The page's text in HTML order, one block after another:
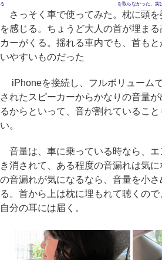
る
を取らなかった。実
さっそく車で使ってみた。枕に頭を
を感じる。ちょうど大人の首が埋ま
カーがくる。揺れる車内でも、首も
いやすいものだった
iPhoneを接続し、フルボリューム
されたスピーカーからかなりの音量
るからといって、音が割れているこ
い。
音量は、車に乗っている時なら、エ
き消されて、ある程度の音漏れは気
の音漏れが気になるなら、音量を小
る。首から上は枕に埋もれて聴くの
自分の耳には届く。